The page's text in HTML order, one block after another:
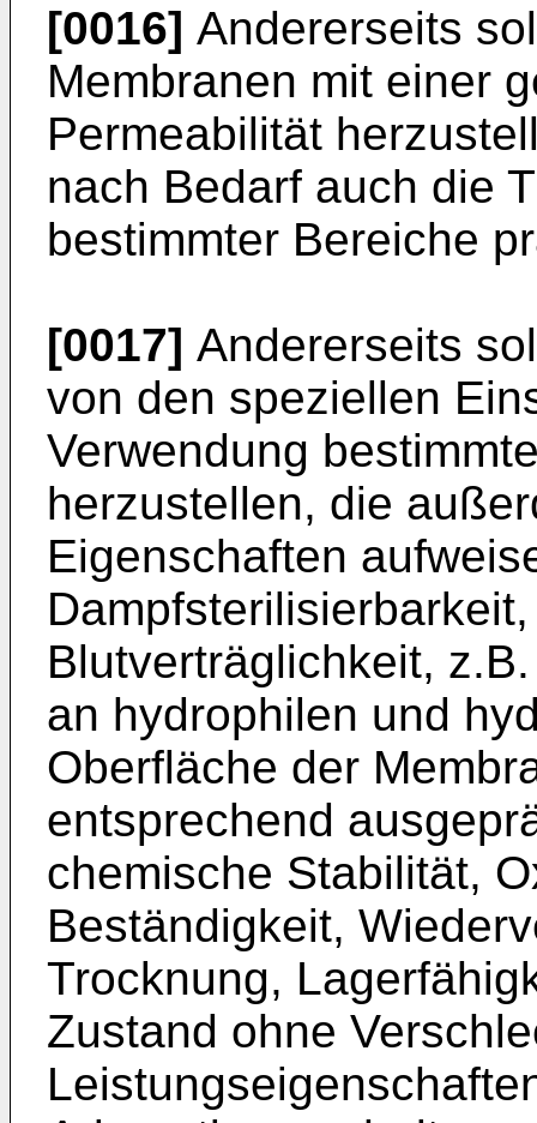
[0016] Andererseits
Membranen mit einer
Permeabilität
nach Bedarf auch die
bestimmter Bereiche
[0017] Andererseits
von den speziellen
Verwendung
herzustellen, die
Eigenschaften
Blutverträglichkeit,
an hydrophilen und
Oberfläche der
entsprechend
chemische Stabilität,
Beständigkeit,
Trocknung,
Zustand ohne